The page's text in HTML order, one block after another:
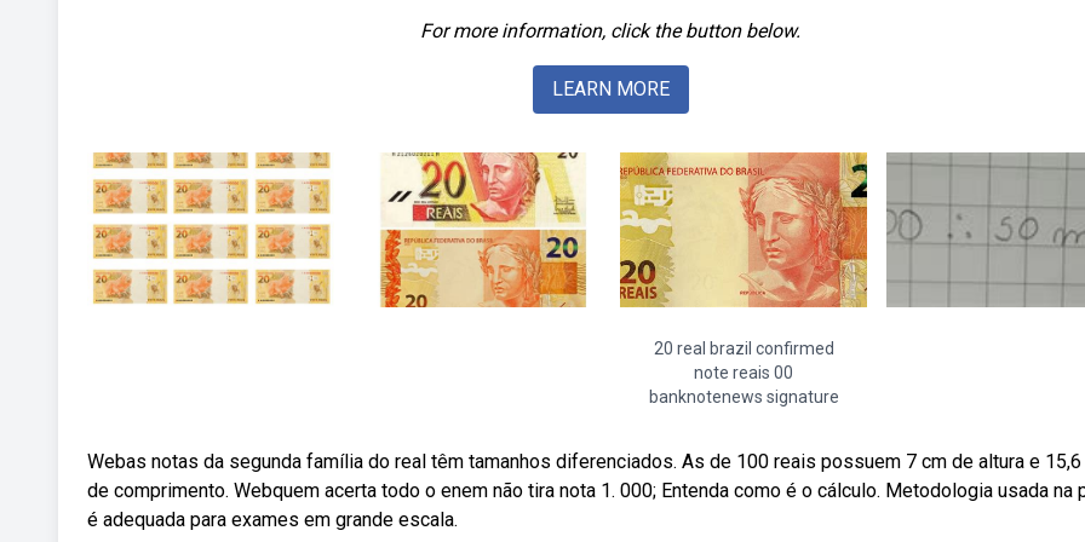
For more information, click the button below.
LEARN MORE
20 real brazil confirmed
note reais 00
banknotenews signature
Webas notas da segunda família do real têm tamanhos diferenciados. As de 100 reais possuem 7 cm de altura e
de comprimento. Webquem acerta todo o enem não tira nota 1. 000; Entenda como é o cálculo. Metodologia usada na
é adequada para exames em grande escala.